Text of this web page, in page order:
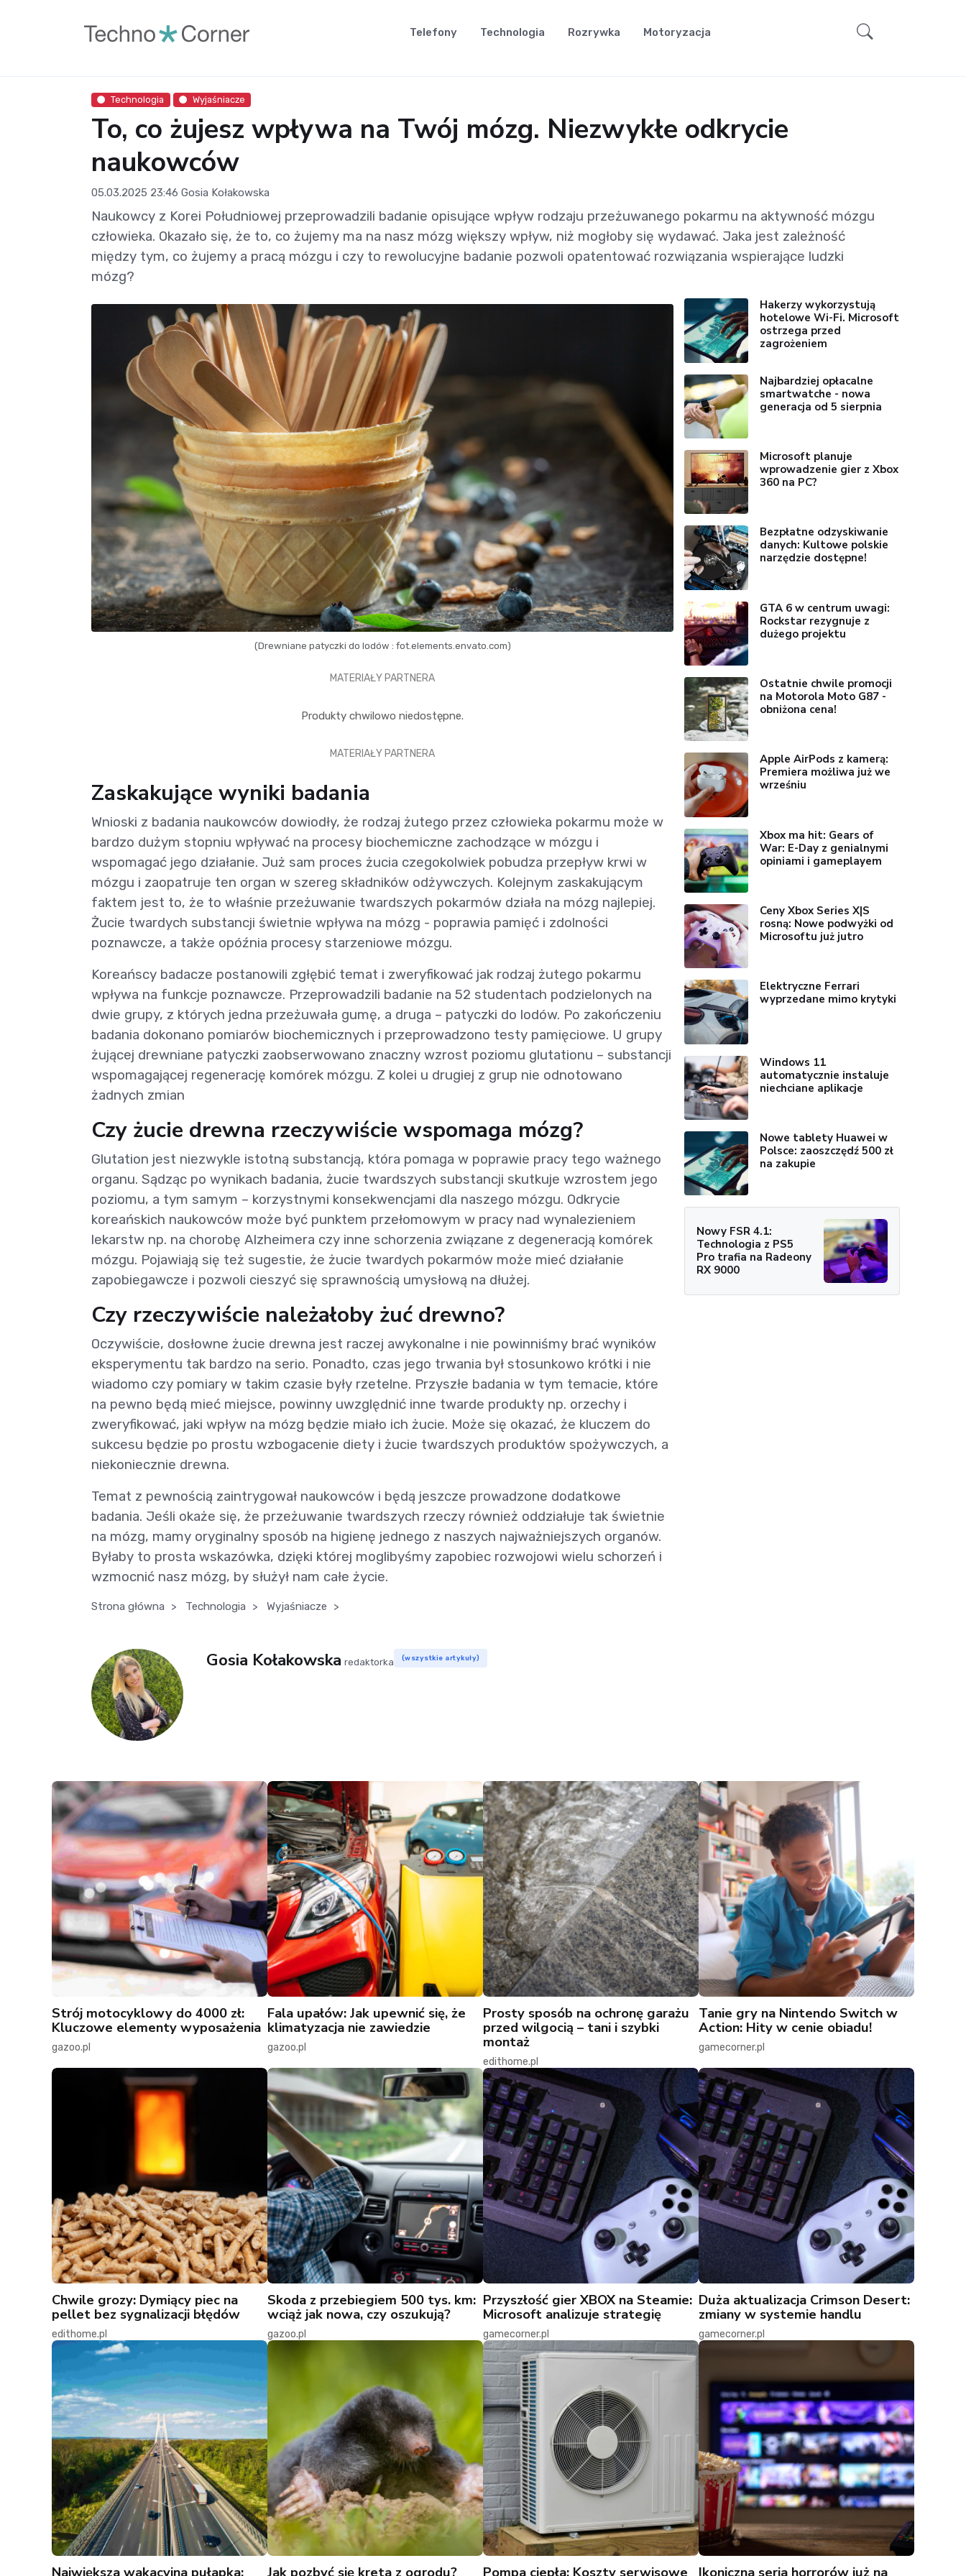
Telefony Technologia Rozrywka Motoryzacja
Technologia Wyjaśniacze
To, co żujesz wpływa na Twój mózg. Niezwykłe odkrycie
naukowców
05.03.2025 23:46 Gosia Kołakowska
Naukowcy z Korei Południowej przeprowadzili badanie opisujące wpływ rodzaju przeżuwanego pokarmu na aktywność mózgu
człowieka. Okazało się, że to, co żujemy ma na nasz mózg większy wpływ, niż mogłoby się wydawać. Jaka jest zależność
między tym, co żujemy a pracą mózgu i czy to rewolucyjne badanie pozwoli opatentować rozwiązania wspierające ludzki
mózg?
(Drewniane patyczki do lodów : fot.elements.envato.com)
MATERIAŁY PARTNERA
Produkty chwilowo niedostępne.
MATERIAŁY PARTNERA
Zaskakujące wyniki badania
Wnioski z badania naukowców dowiodły, że rodzaj żutego przez człowieka pokarmu może w
bardzo dużym stopniu wpływać na procesy biochemiczne zachodzące w mózgu i
wspomagać jego działanie. Już sam proces żucia czegokolwiek pobudza przepływ krwi w
mózgu i zaopatruje ten organ w szereg składników odżywczych. Kolejnym zaskakującym
faktem jest to, że to właśnie przeżuwanie twardszych pokarmów działa na mózg najlepiej.
Żucie twardych substancji świetnie wpływa na mózg - poprawia pamięć i zdolności
poznawcze, a także opóźnia procesy starzeniowe mózgu.
Koreańscy badacze postanowili zgłębić temat i zweryfikować jak rodzaj żutego pokarmu
wpływa na funkcje poznawcze. Przeprowadzili badanie na 52 studentach podzielonych na
dwie grupy, z których jedna przeżuwała gumę, a druga – patyczki do lodów. Po zakończeniu
badania dokonano pomiarów biochemicznych i przeprowadzono testy pamięciowe. U grupy
żującej drewniane patyczki zaobserwowano znaczny wzrost poziomu glutationu – substancji
wspomagającej regenerację komórek mózgu. Z kolei u drugiej z grup nie odnotowano
żadnych zmian
Czy żucie drewna rzeczywiście wspomaga mózg?
Glutation jest niezwykle istotną substancją, która pomaga w poprawie pracy tego ważnego
organu. Sądząc po wynikach badania, żucie twardszych substancji skutkuje wzrostem jego
poziomu, a tym samym – korzystnymi konsekwencjami dla naszego mózgu. Odkrycie
koreańskich naukowców może być punktem przełomowym w pracy nad wynalezieniem
lekarstw np. na chorobę Alzheimera czy inne schorzenia związane z degeneracją komórek
mózgu. Pojawiają się też sugestie, że żucie twardych pokarmów może mieć działanie
zapobiegawcze i pozwoli cieszyć się sprawnością umysłową na dłużej.
Czy rzeczywiście należałoby żuć drewno?
Oczywiście, dosłowne żucie drewna jest raczej awykonalne i nie powinniśmy brać wyników
eksperymentu tak bardzo na serio. Ponadto, czas jego trwania był stosunkowo krótki i nie
wiadomo czy pomiary w takim czasie były rzetelne. Przyszłe badania w tym temacie, które
na pewno będą mieć miejsce, powinny uwzględnić inne twarde produkty np. orzechy i
zweryfikować, jaki wpływ na mózg będzie miało ich żucie. Może się okazać, że kluczem do
sukcesu będzie po prostu wzbogacenie diety i żucie twardszych produktów spożywczych, a
niekoniecznie drewna.
Temat z pewnością zaintrygował naukowców i będą jeszcze prowadzone dodatkowe
badania. Jeśli okaże się, że przeżuwanie twardszych rzeczy również oddziałuje tak świetnie
na mózg, mamy oryginalny sposób na higienę jednego z naszych najważniejszych organów.
Byłaby to prosta wskazówka, dzięki której moglibyśmy zapobiec rozwojowi wielu schorzeń i
wzmocnić nasz mózg, by służył nam całe życie.
Strona główna > Technologia > Wyjaśniacze >
Gosia Kołakowska redaktorka (wszystkie artykuły)
Hakerzy wykorzystują
hotelowe Wi-Fi. Microsoft
ostrzega przed
zagrożeniem
Najbardziej opłacalne
smartwatche - nowa
generacja od 5 sierpnia
Microsoft planuje
wprowadzenie gier z Xbox
360 na PC?
Bezpłatne odzyskiwanie
danych: Kultowe polskie
narzędzie dostępne!
GTA 6 w centrum uwagi:
Rockstar rezygnuje z
dużego projektu
Ostatnie chwile promocji
na Motorola Moto G87 -
obniżona cena!
Apple AirPods z kamerą:
Premiera możliwa już we
wrześniu
Xbox ma hit: Gears of
War: E-Day z genialnymi
opiniami i gameplayem
Ceny Xbox Series X|S
rosną: Nowe podwyżki od
Microsoftu już jutro
Elektryczne Ferrari
wyprzedane mimo krytyki
Windows 11
automatycznie instaluje
niechciane aplikacje
Nowe tablety Huawei w
Polsce: zaoszczędź 500 zł
na zakupie
Nowy FSR 4.1:
Technologia z PS5
Pro trafia na Radeony
RX 9000
Strój motocyklowy do 4000 zł:
Kluczowe elementy wyposażenia
gazoo.pl
Fala upałów: Jak upewnić się, że
klimatyzacja nie zawiedzie
gazoo.pl
Prosty sposób na ochronę garażu
przed wilgocią – tani i szybki
montaż
edithome.pl
Tanie gry na Nintendo Switch w
Action: Hity w cenie obiadu!
gamecorner.pl
Chwile grozy: Dymiący piec na
pellet bez sygnalizacji błędów
edithome.pl
Skoda z przebiegiem 500 tys. km:
wciąż jak nowa, czy oszukują?
gazoo.pl
Przyszłość gier XBOX na Steamie:
Microsoft analizuje strategię
gamecorner.pl
Duża aktualizacja Crimson Desert:
zmiany w systemie handlu
gamecorner.pl
Największa wakacyjna pułapka: Jak pozbyć się kreta z ogrodu? Pompa ciepła: Koszty serwisowe Ikoniczna seria horrorów już na